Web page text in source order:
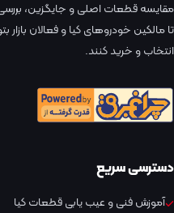
مقایسه قطعات اصلی و جایگزین،
تا مالکین خودروهای کیا و فعالان بازار
انتخاب و خرید کنند.
دسترسی سریع
آموزش فنی و عیب یابی قطعات کیا